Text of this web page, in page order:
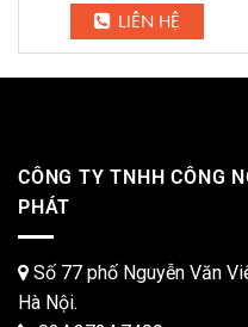
LIÊN HỆ
CÔNG TY TNHH CÔNG
PHÁT
Số 77 phố Nguyễn Văn
Hà Nội.